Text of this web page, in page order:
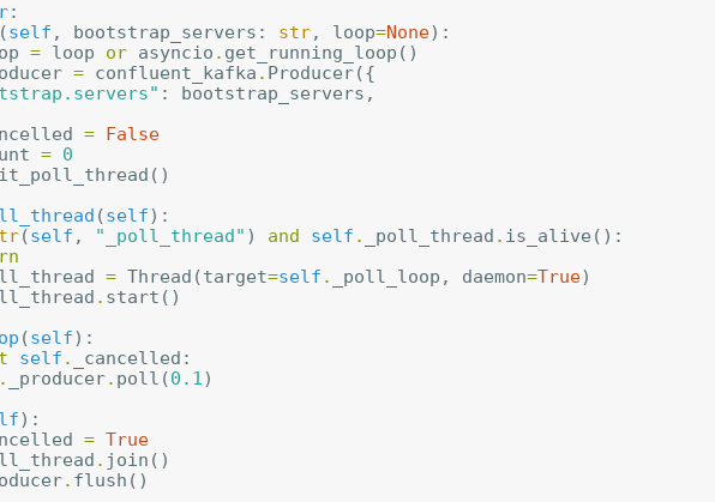
:
(self , bootstrap_servers : str, loop=None):
= loop or asyncio . get_running_loop ()
= confluent_kafka . Producer({
: bootstrap_servers ,
=
False
=
0
()
(self):
(self , "_poll_thread" ) and self . _poll_thread . is_alive ():
= Thread (target=self . _poll_loop , daemon=True)
. start ()
(self):
self . _cancelled :
. _producer. poll (0.1 )
):
= True
. join ()
. flush ()